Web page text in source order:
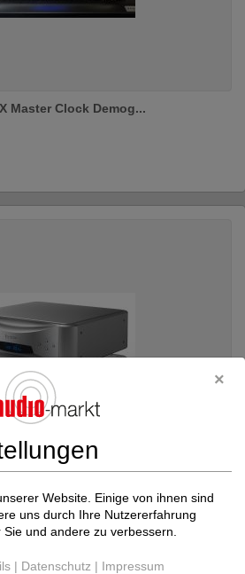
Master Clock Demog...
Demogerät mit voll...
Website. Einige von ihnen sind
uns durch Ihre Nutzererfahrung
und andere zu verbessern.
| Datenschutz | Impressum